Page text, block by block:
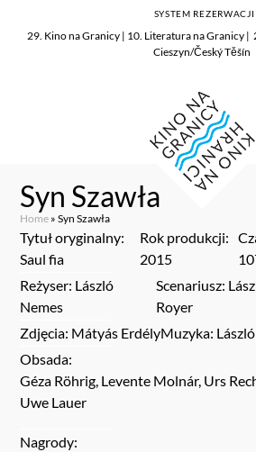
29. Kino na Granicy | 10. Literatura na Granicy |
Cieszyn/Český Těšín
SYSTEM REZERWACJI
Syn Szawła
Home »Syn Szawła
Tytuł oryginalny:
Saul fia
Rok produkcji:
2015
Reżyser: László
Nemes
Scenariusz:
Royer
Zdjęcia: Mátyás ErdélyMuzyka:
Obsada:
Géza Röhrig, Levente Molnár, Urs
Uwe Lauer
Nagrody: